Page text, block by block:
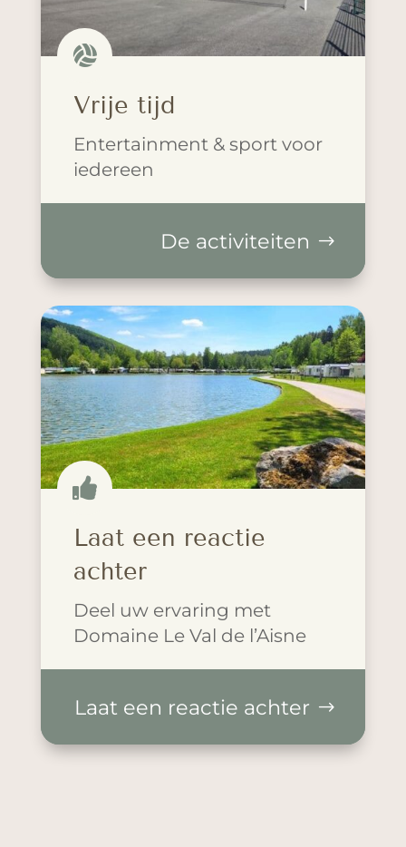

Vrije tijd
Entertainment & sport voor
iedereen
De activiteiten

Laat een reactie
achter
Deel uw ervaring met
Domaine Le Val de l’Aisne
Laat een reactie achter